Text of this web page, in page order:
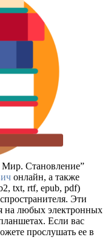
Становление”
онлайн, а также
txt, rtf, epub, pdf)
Эти
на любых электронных
Если вас
прослушать ее в